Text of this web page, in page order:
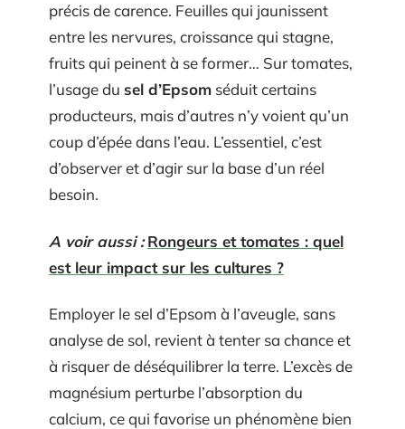
précis de carence. Feuilles qui jaunissent
entre les nervures, croissance qui stagne,
fruits qui peinent à se former… Sur tomates,
l’usage du sel d’Epsom séduit certains
producteurs, mais d’autres n’y voient qu’un
coup d’épée dans l’eau. L’essentiel, c’est
d’observer et d’agir sur la base d’un réel
besoin.
A voir aussi : Rongeurs et tomates : quel
est leur impact sur les cultures ?
Employer le sel d’Epsom à l’aveugle, sans
analyse de sol, revient à tenter sa chance et
à risquer de déséquilibrer la terre. L’excès de
magnésium perturbe l’absorption du
calcium, ce qui favorise un phénomène bien